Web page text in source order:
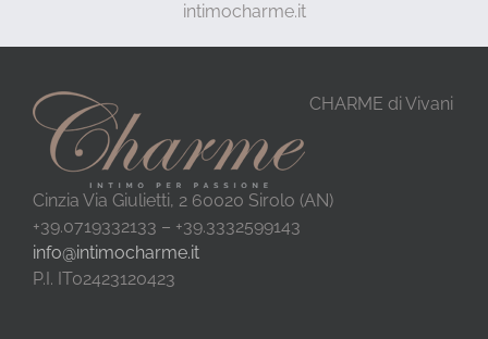
intimocharme.it
CHARME di Vivani
Cinzia Via Giulietti, 2 60020 Sirolo (AN)
+39.0719332133 – +39.3332599143
info@intimocharme.it
P.I. IT02423120423